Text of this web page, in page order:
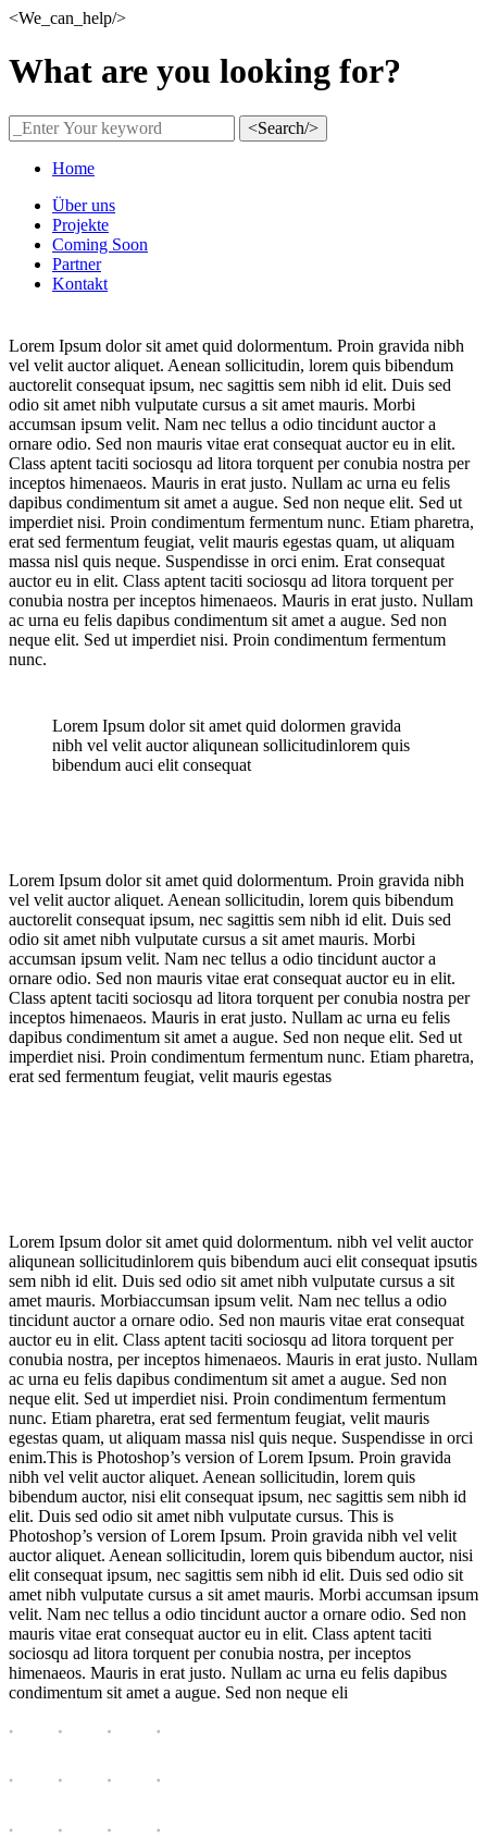
<We_can_help/>
What are you looking for?
<Search/>
Home
Über uns
Projekte
Coming Soon
Partner
Kontakt
Lorem Ipsum dolor sit amet quid dolormentum. Proin gravida nibh
vel velit auctor aliquet. Aenean sollicitudin, lorem quis bibendum
auctorelit consequat ipsum, nec sagittis sem nibh id elit. Duis sed
odio sit amet nibh vulputate cursus a sit amet mauris. Morbi
accumsan ipsum velit. Nam nec tellus a odio tincidunt auctor a
ornare odio. Sed non mauris vitae erat consequat auctor eu in elit.
Class aptent taciti sociosqu ad litora torquent per conubia nostra per
inceptos himenaeos. Mauris in erat justo. Nullam ac urna eu felis
dapibus condimentum sit amet a augue. Sed non neque elit. Sed ut
imperdiet nisi. Proin condimentum fermentum nunc. Etiam pharetra,
erat sed fermentum feugiat, velit mauris egestas quam, ut aliquam
massa nisl quis neque. Suspendisse in orci enim. Erat consequat
auctor eu in elit. Class aptent taciti sociosqu ad litora torquent per
conubia nostra per inceptos himenaeos. Mauris in erat justo. Nullam
ac urna eu felis dapibus condimentum sit amet a augue. Sed non
neque elit. Sed ut imperdiet nisi. Proin condimentum fermentum
nunc.
Lorem Ipsum dolor sit amet quid dolormen gravida
nibh vel velit auctor aliqunean sollicitudinlorem quis
bibendum auci elit consequat
Lorem Ipsum dolor sit amet quid dolormentum. Proin gravida nibh
vel velit auctor aliquet. Aenean sollicitudin, lorem quis bibendum
auctorelit consequat ipsum, nec sagittis sem nibh id elit. Duis sed
odio sit amet nibh vulputate cursus a sit amet mauris. Morbi
accumsan ipsum velit. Nam nec tellus a odio tincidunt auctor a
ornare odio. Sed non mauris vitae erat consequat auctor eu in elit.
Class aptent taciti sociosqu ad litora torquent per conubia nostra per
inceptos himenaeos. Mauris in erat justo. Nullam ac urna eu felis
dapibus condimentum sit amet a augue. Sed non neque elit. Sed ut
imperdiet nisi. Proin condimentum fermentum nunc. Etiam pharetra,
erat sed fermentum feugiat, velit mauris egestas
Lorem Ipsum dolor sit amet quid dolormentum. nibh vel velit auctor
aliqunean sollicitudinlorem quis bibendum auci elit consequat ipsutis
sem nibh id elit. Duis sed odio sit amet nibh vulputate cursus a sit
amet mauris. Morbiaccumsan ipsum velit. Nam nec tellus a odio
tincidunt auctor a ornare odio. Sed non mauris vitae erat consequat
auctor eu in elit. Class aptent taciti sociosqu ad litora torquent per
conubia nostra, per inceptos himenaeos. Mauris in erat justo. Nullam
ac urna eu felis dapibus condimentum sit amet a augue. Sed non
neque elit. Sed ut imperdiet nisi. Proin condimentum fermentum
nunc. Etiam pharetra, erat sed fermentum feugiat, velit mauris
egestas quam, ut aliquam massa nisl quis neque. Suspendisse in orci
enim.This is Photoshop’s version of Lorem Ipsum. Proin gravida
nibh vel velit auctor aliquet. Aenean sollicitudin, lorem quis
bibendum auctor, nisi elit consequat ipsum, nec sagittis sem nibh id
elit. Duis sed odio sit amet nibh vulputate cursus. This is
Photoshop’s version of Lorem Ipsum. Proin gravida nibh vel velit
auctor aliquet. Aenean sollicitudin, lorem quis bibendum auctor, nisi
elit consequat ipsum, nec sagittis sem nibh id elit. Duis sed odio sit
amet nibh vulputate cursus a sit amet mauris. Morbi accumsan ipsum
velit. Nam nec tellus a odio tincidunt auctor a ornare odio. Sed non
mauris vitae erat consequat auctor eu in elit. Class aptent taciti
sociosqu ad litora torquent per conubia nostra, per inceptos
himenaeos. Mauris in erat justo. Nullam ac urna eu felis dapibus
condimentum sit amet a augue. Sed non neque eli